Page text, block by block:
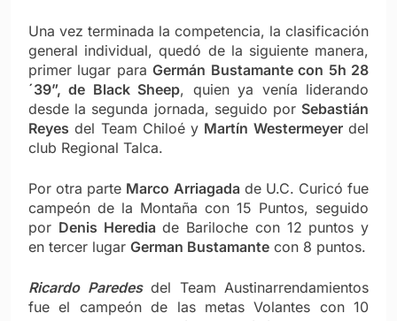
Una vez terminada la competencia, la clasificación
general individual, quedó de la siguiente manera,
primer lugar paraGermán Bustamante con 5h 28
´39”, de Black Sheep, quien ya venía liderando
desde la segunda jornada, seguido por Sebastián
Reyes del Team Chiloé y Martín Westermeyerdel
club Regional Talca.
Por otra parte Marco Arriagada de U.C. Curicó fue
campeón de la Montaña con 15 Puntos, seguido
por Denis Heredia de Bariloche con 12 puntos y
en tercer lugar German Bustamante con 8 puntos.
Ricardo Paredesdel Team Austinarrendamientos
fue el campeón de las metas Volantes con 10